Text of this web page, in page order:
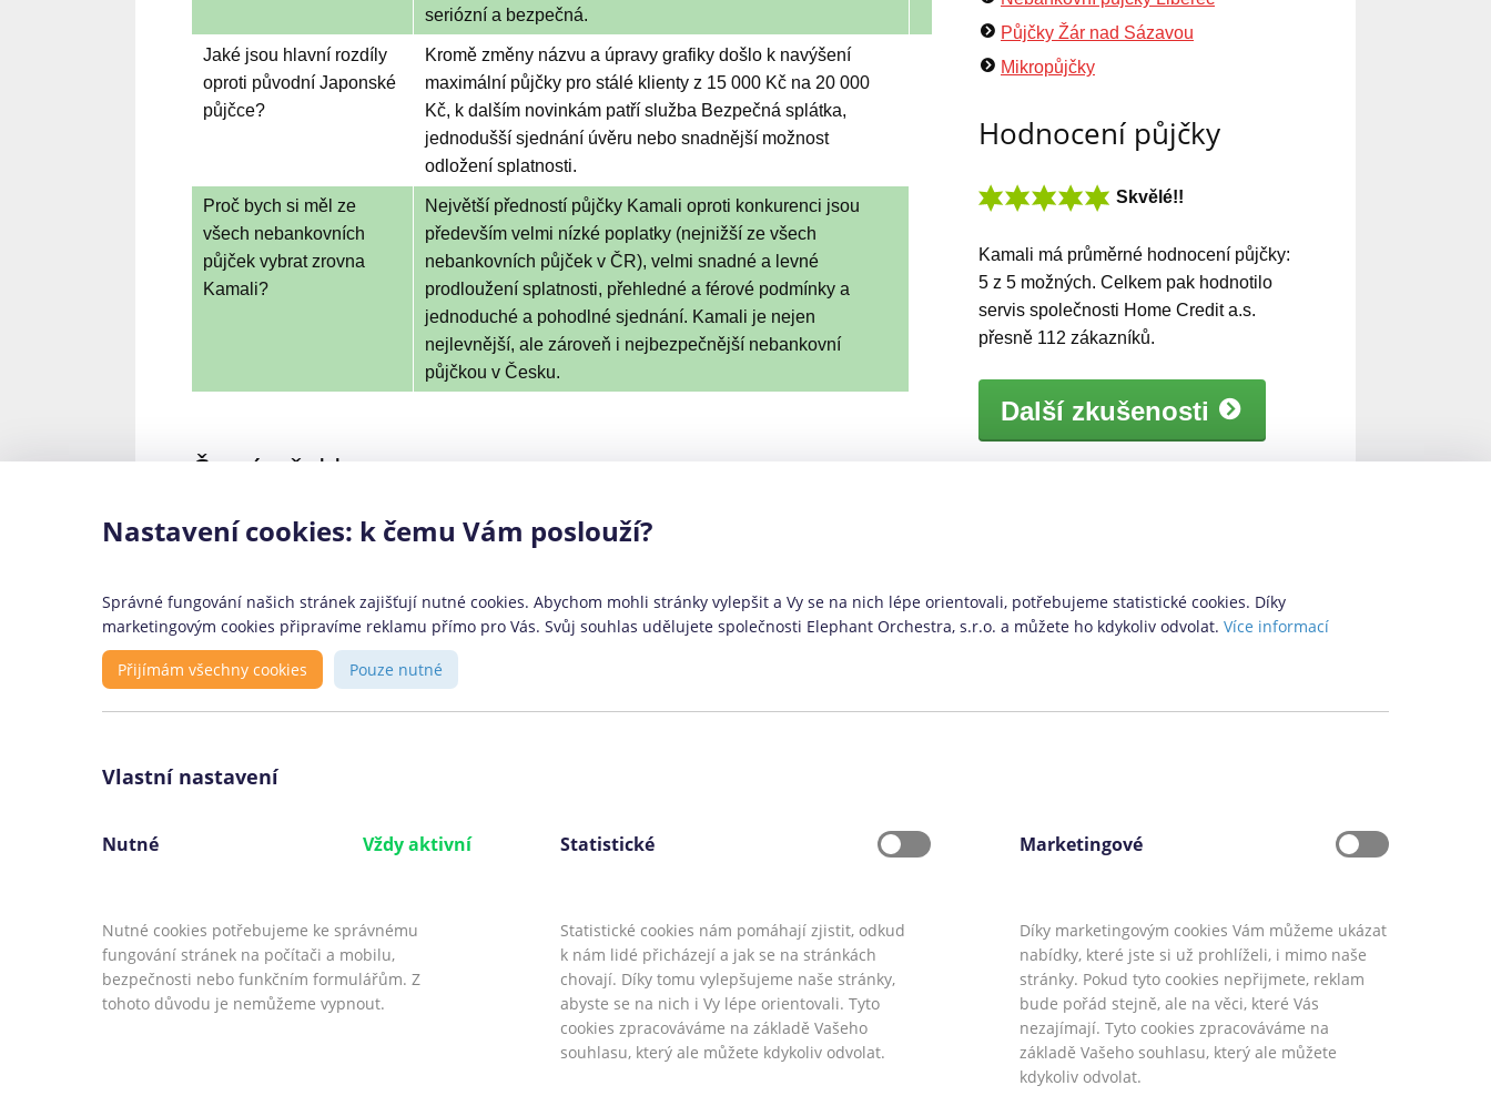
seriózní a bezpečná.
Jaké jsou hlavní rozdíly
oproti původní Japonské
půjčce?
Kromě změny názvu a úpravy grafiky došlo k navýšení
maximální půjčky pro stálé klienty z 15 000 Kč na 20 000
Kč, k dalším novinkám patří služba Bezpečná splátka,
jednodušší sjednání úvěru nebo snadnější možnost
odložení splatnosti.
Proč bych si měl ze
všech nebankovních
půjček vybrat zrovna
Kamali?
Největší předností půjčky Kamali oproti konkurenci jsou
především velmi nízké poplatky (nejnižší ze všech
nebankovních půjček v ČR), velmi snadné a levné
prodloužení splatnosti, přehledné a férové podmínky a
jednoduché a pohodlné sjednání. Kamali je nejen
nejlevnější, ale zároveň i nejbezpečnější nebankovní
půjčkou v Česku.
Časté překlepy
kamaly, kemali
Půjčka je určena:
Fyzickým osobám, které už jsou plnoleté
(mají minimálně 18 let)
nízkými poplatky
Všem, kteří nechtějí zbytečně riskovat a
Půjčka není určena:
Firmám nebo institucím (půjčka je pouze
Půjčky Žár nad Sázavou
Mikropůjčky
Hodnocení půjčky
Skvělé!!
Kamali má průměrné hodnocení půjčky:
5 z 5 možných. Celkem pak hodnotilo
servis společnosti Home Credit a.s.
přesně 112 zákazníků.
Další zkušenosti
Home Credit, a.s., Nové sady 996/25,
602 00 Brno-střed
Mediálním partneři: Půjčko.cz CoolFinance.pl
PrestamosFrescos.es
Máte dotaz či připomínku? Napište nám
info@coolpujcky.cz
Nastavení cookies: k čemu Vám poslouží?
Správné fungování našich stránek zajišťují nutné cookies. Abychom mohli stránky vylepšit a Vy se na nich lépe orientovali, potřebujeme statistické cookies. Díky
marketingovým cookies připravíme reklamu přímo pro Vás. Svůj souhlas udělujete společnosti Elephant Orchestra, s.r.o. a můžete ho kdykoliv odvolat. Více informací
Přijímám všechny cookies Pouze nutné
Vlastní nastavení
Nutné Vždy aktivní
Nutné cookies potřebujeme ke správnému
fungování stránek na počítači a mobilu,
bezpečnosti nebo funkčním formulářům. Z
tohoto důvodu je nemůžeme vypnout.
Statistické
Statistické cookies nám pomáhají zjistit, odkud
k nám lidé přicházejí a jak se na stránkách
chovají. Díky tomu vylepšujeme naše stránky,
abyste se na nich i Vy lépe orientovali. Tyto
cookies zpracováváme na základě Vašeho
souhlasu, který ale můžete kdykoliv odvolat.
Marketingové
Díky marketingovým cookies Vám můžeme ukázat
nabídky, které jste si už prohlíželi, i mimo naše
stránky. Pokud tyto cookies nepřijmete, reklam
bude pořád stejně, ale na věci, které Vás
nezajímají. Tyto cookies zpracováváme na
základě Vašeho souhlasu, který ale můžete
kdykoliv odvolat.